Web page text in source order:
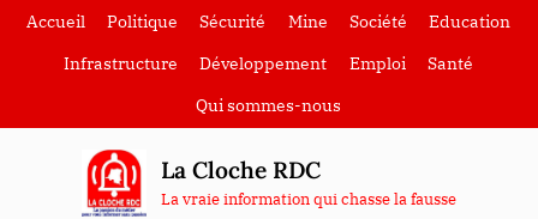
SkipAccueil Politique Sécurité Mine Société
Education
Infrastructure
Développement Emploi
Santé
Qui sommes-nous
La Cloche RDC
La vraie information qui chasse la fausse